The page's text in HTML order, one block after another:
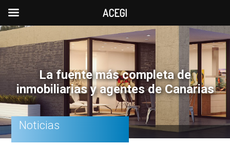
Saltar
a
la
navegación
principal
Saltar
al
contenido
principal
Saltar
a
la
barra
lateral
principal
La fuente más completa de
inmobiliarias y agentes de Canarias
Noticias
ACEGI